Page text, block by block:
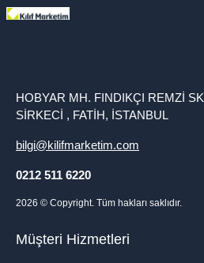
HOBYAR MH. FINDIKÇI REMZİ
SİRKECİ , FATİH, İSTANBUL
bilgi@kilifmarketim.com
0212 511 6220
2026 © Copyright. Tüm hakları saklıdır.
Müşteri Hizmetleri